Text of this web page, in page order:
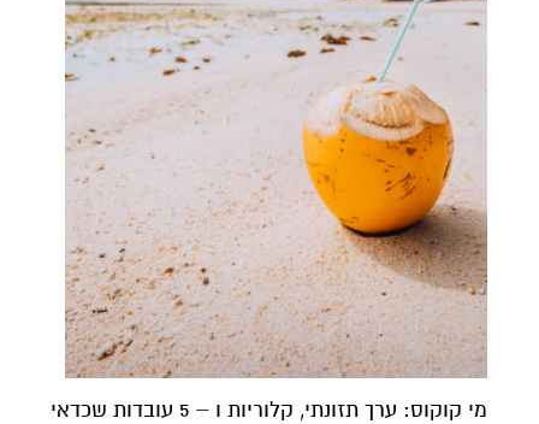
מי קוקוס: ערך תזונתי, קלוריות ו – 5 עובדות שכדאי